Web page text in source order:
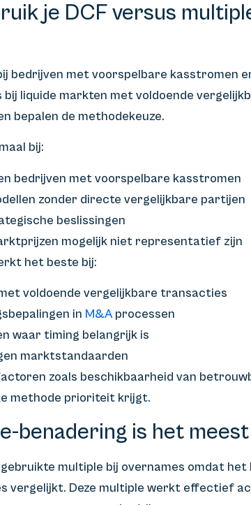
je DCF versus
bedrijven met voorspelbare kasstromen
liquide markten met voldoende
bepalen de methodekeuze.
bij:
bedrijven met voorspelbare kasstromen
zonder directe vergelijkbare partijen
beslissingen
mogelijk niet representatief zijn
het beste bij:
voldoende vergelijkbare transacties
in M&Aprocessen
waar timing belangrijk is
marktstandaarden
zoals beschikbaarheid van
methode prioriteit krijgt.
benadering is het
gebruikte multiple bij overnames omdat
vergelijkt. Deze multiple werkt effectief